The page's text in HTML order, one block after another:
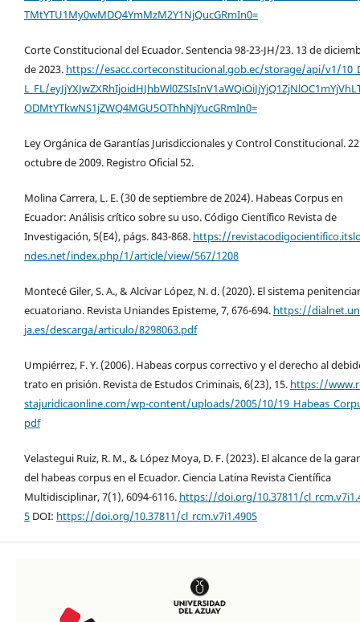
TMtYTU1My0wMDQ4YmMzM2Y1NjQucGRmIn0=
Corte Constitucional del Ecuador. Sentencia 98-23-JH/23. 13 de
de 2023. https://esacc.corteconstitucional.gob.ec/storage/api/v1/
L_FL/
ODMtYTkwNS1jZWQ4MGU5OThhNjYucGRmIn0=
Ley Orgánica de Garantías Jurisdiccionales y Control Constitucional.
octubre de 2009. Registro Oficial 52.
Molina Carrera, L. E. (30 de septiembre de 2024). Habeas Corpus en
Ecuador: Análisis crítico sobre su uso. Código Científico Revista de
Investigación, 5(E4), págs. 843-868. https://
ndes.net/index.php/1/article/view/567/1208
Montecé Giler, S. A., & Alcívar López, N. d. (2020). El sistema
ecuatoriano. Revista Uniandes Episteme, 7, 676-694. https://
ja.es/descarga/articulo/8298063.pdf
Umpiérrez, F. Y. (2006). Habeas corpus correctivo y el derecho al
trato en prisión. Revista de Estudos Criminais, 6(23), 15. https://
stajuridicaonline.com/wp-content/uploads/2005/10/
pdf
Velastegui Ruiz, R. M., & López Moya, D. F. (2023). El alcance de la
del habeas corpus en el Ecuador. Ciencia Latina Revista Científica
Multidisciplinar, 7(1), 6094-6116. https://doi.org/10.37811/
5 DOI: https://doi.org/10.37811/cl_rcm.v7i1.4905